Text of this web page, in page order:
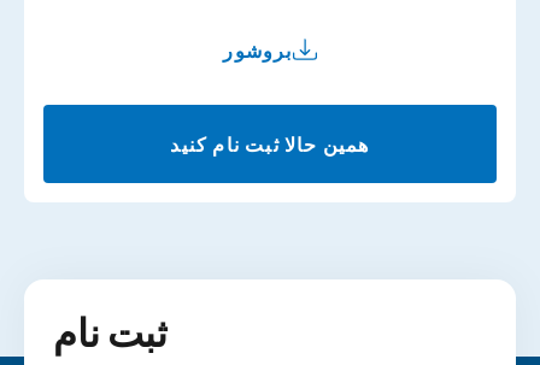
بروشور
همین حالا ثبت نام کنید
ثبت نام